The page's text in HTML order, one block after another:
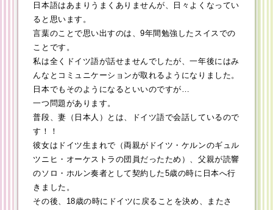
日本語はあまりうまくありませんが、日々よくなってい
ると思います。
言葉のことで思い出すのは、9年間勉強したスイスでの
ことです。
私は全くドイツ語が話せませんでしたが、一年後にはみ
んなとコミュニケーションが取れるようになりました。
日本でもそのようになるといいのですが…
一つ問題があります。
普段、妻（日本人）とは、ドイツ語で会話しているので
す！！
彼女はドイツ生まれで（両親がドイツ・ケルンのギュル
ツニヒ・オーケストラの団員だったため）、父親が読響
のソロ・ホルン奏者として契約した5歳の時に日本へ行
きました。
その後、18歳の時にドイツに戻ることを決め、またさ